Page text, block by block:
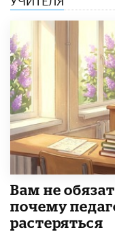
​Вам не
почему
растеряться